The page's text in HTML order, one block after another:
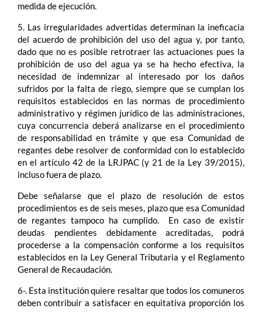
medida de ejecución.
5. Las irregularidades advertidas determinan la ineficacia
del acuerdo de prohibición del uso del agua y, por tanto,
dado que no es posible retrotraer las actuaciones pues la
prohibición de uso del agua ya se ha hecho efectiva, la
necesidad de indemnizar al interesado por los daños
sufridos por la falta de riego, siempre que se cumplan los
requisitos establecidos en las normas de procedimiento
administrativo y régimen jurídico de las administraciones,
cuya concurrencia deberá analizarse en el procedimiento
de responsabilidad en trámite y que esa Comunidad de
regantes debe resolver de conformidad con lo establecido
en el artículo 42 de la LRJPAC (y 21 de la Ley 39/2015),
incluso fuera de plazo.
Debe señalarse que el plazo de resolución de estos
procedimientos es de seis meses, plazo que esa Comunidad
de regantes tampoco ha cumplido. En caso de existir
deudas pendientes debidamente acreditadas, podrá
procederse a la compensación conforme a los requisitos
establecidos en la Ley General Tributaria y el Reglamento
General de Recaudación.
6-. Esta institución quiere resaltar que todos los comuneros
deben contribuir a satisfacer en equitativa proporción los